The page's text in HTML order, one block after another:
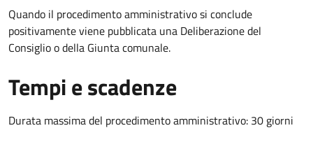
Quando il procedimento amministrativo si conclude
positivamente viene pubblicata una Deliberazione del
Consiglio o della Giunta comunale.
Tempi e scadenze
Durata massima del procedimento amministrativo: 30 giorni